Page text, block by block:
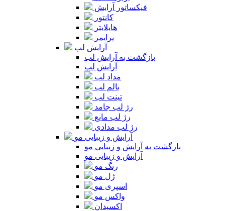
فیکساتور آرایش
کانتور
هایلایتر
پرایمر
آرایش لب
بازگشت به آرایش لب
آرایش لب
مداد لب
بالم لب
تینت لب
رژ لب جامد
رژ لب مایع
رژ لب مدادی
آرایش و زیبایی مو
بازگشت به آرایش و زیبایی مو
آرایش و زیبایی مو
رنگ مو
ژل مو
اسپری مو
واکس مو
اکسیدان